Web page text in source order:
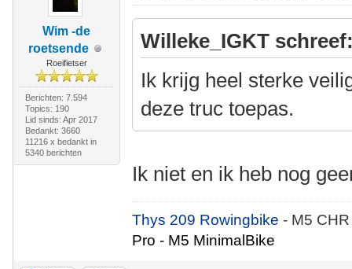
Wim -de
roetsende
Roeifietser
Berichten: 7.594
Topics: 190
Lid sinds: Apr 2017
Bedankt: 3660
11216 x bedankt in
5340 berichten
Willeke_IGKT
Ik krijg heel sterke
deze truc toepas.
Ik niet en ik heb nog
Thys 209 Rowingbike- M5
Pro - M5 MinimalBike